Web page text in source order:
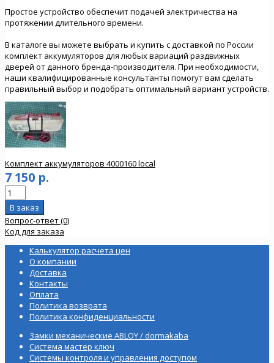
Простое устройство обеспечит подачей электричества на
протяжении длительного времени.
В каталоге вы можете выбрать и купить с доставкой по России
комплект аккумуляторов для любых вариаций раздвижных
дверей от данного бренда-производителя. При необходимости,
наши квалифицированные консультанты помогут вам сделать
правильный выбор и подобрать оптимальный вариант устройств.
Комплект аккумуляторов 4000160 local
7 150 р.
Вопрос-ответ (0)
Код для заказа
Калькулятор расчета цен
О компании
Доставка
Контакты
Оплата
Политика возврата
Политика конфиденциальности
Замки механические ABLOY / dormakaba
Система мастер ключ
Системы контроля и управления доступом